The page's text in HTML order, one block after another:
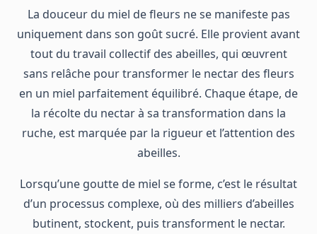
La douceur du miel de fleurs ne se manifeste pas
uniquement dans son goût sucré. Elle provient avant
tout du travail collectif des abeilles, qui œuvrent
sans relâche pour transformer le nectar des fleurs
en un miel parfaitement équilibré. Chaque étape, de
la récolte du nectar à sa transformation dans la
ruche, est marquée par la rigueur et l’attention des
abeilles.
Lorsqu’une goutte de miel se forme, c’est le résultat
d’un processus complexe, où des milliers d’abeilles
butinent, stockent, puis transforment le nectar.